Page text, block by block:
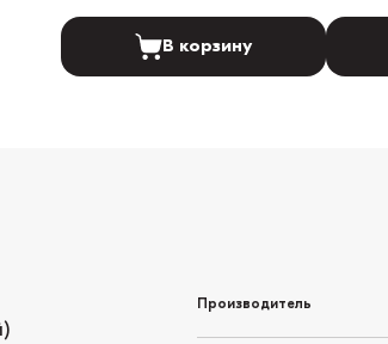
В корзину
Производитель